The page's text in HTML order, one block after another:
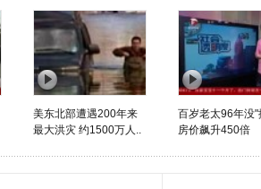
美东北部遭遇200年来
最大洪灾 约1500万人..
百岁老太96年没"
房价飙升450倍